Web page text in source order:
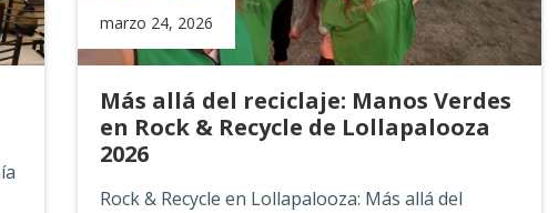
marzo 24, 2026
Más allá del reciclaje: Manos Verdes
en Rock & Recycle de Lollapalooza
2026
Rock & Recycle en Lollapalooza: Más allá del